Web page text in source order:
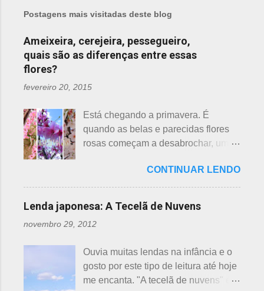
n
t
á
r
o
s
Postagens mais visitadas deste blog
Ameixeira, cerejeira, pessegueiro,
quais são as diferenças entre essas
flores?
fevereiro 20, 2015
Está chegando a primavera. É
quando as belas e parecidas flores
rosas começam a desabrochar, uma
fevereiro, a segunda em março e, no
final de março até abril, as cerejeiras.
Lembrando que o clima pode
ou atrasando a florescência. Também
identificação ou com o nome das
flores, pelas cores e algumas
semelhanças. Saiba como identificar
CONTINUAR LENDO
Lenda japonesa: A Tecelã de Nuvens
novembro 29, 2012
Ouvia muitas lendas na infância e o
gosto por este tipo de leitura até hoje
me encanta. "A tecelã de nuvens" é